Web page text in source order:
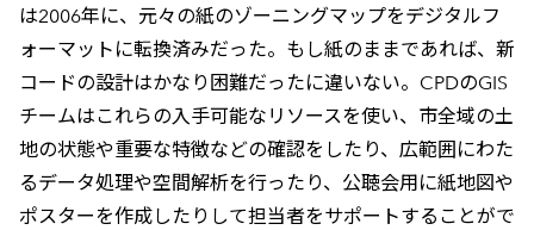
は2006年に、元々の紙のゾーニングマップをデジタルフ
ォーマットに転換済みだった。もし紙のままであれば、新
コードの設計はかなり困難だったに違いない。CPDのGIS
チームはこれらの入手可能なリソースを使い、市全域の土
地の状態や重要な特徴などの確認をしたり、広範囲にわた
るデータ処理や空間解析を行ったり、公聴会用に紙地図や
ポスターを作成したりして担当者をサポートすることがで